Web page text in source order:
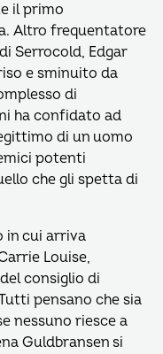
il primo
Altro frequentatore
Serrocold, Edgar
e sminuito da
di
ha confidato ad
di un uomo
potenti
che gli spetta di
in cui arriva
Louise,
consiglio di
pensano che sia
nessuno riesce a
Guldbransen si